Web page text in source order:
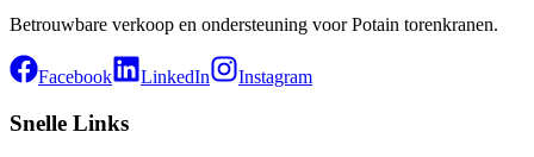
Betrouwbare verkoop en ondersteuning voor Potain torenkranen.
Facebook LinkedIn Instagram
Snelle Links